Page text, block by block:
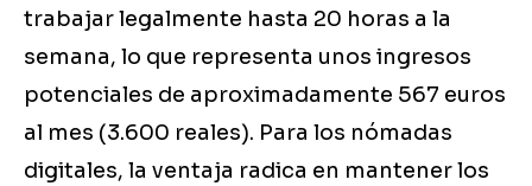
trabajar legalmente hasta 20 horas a la
semana, lo que representa unos ingresos
potenciales de aproximadamente 567 euros
al mes (3.600 reales). Para los nómadas
digitales, la ventaja radica en mantener los